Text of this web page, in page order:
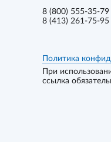
8 (800) 555-35-79
8 (413) 261-75-95
Политика
При
ссылка